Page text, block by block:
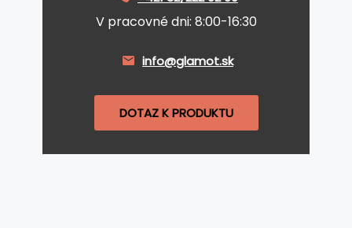
V pracovné dni: 8:00-16:30
info@glamot.sk
DOTAZ K PRODUKTU